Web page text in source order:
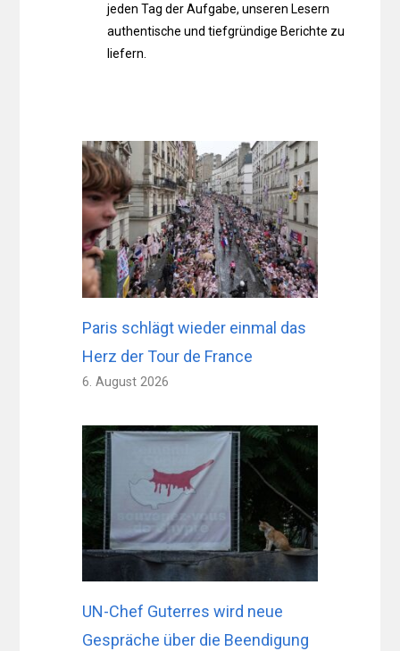
jeden Tag der Aufgabe, unseren Lesern
authentische und tiefgründige Berichte zu
liefern.
Paris schlägt wieder einmal das
Herz der Tour de France
6. August 2026
UN-Chef Guterres wird neue
Gespräche über die Beendigung